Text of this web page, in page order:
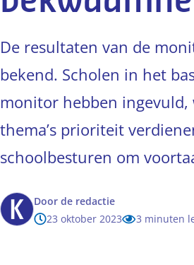
De resultaten van de
bekend. Scholen in het
monitor hebben ingevuld,
thema’s prioriteit
schoolbesturen om
Door de redactie
23 oktober 2023
3 minuten